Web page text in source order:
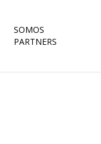
SOMOS
PARTNERS